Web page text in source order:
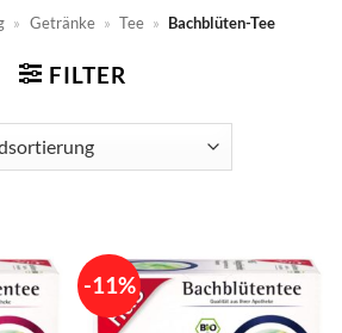
» Getränke » Tee » Bachblüten-Tee
FILTER
-11%